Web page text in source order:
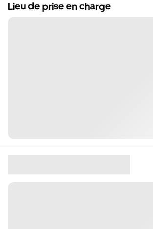
Lieu de prise en charge